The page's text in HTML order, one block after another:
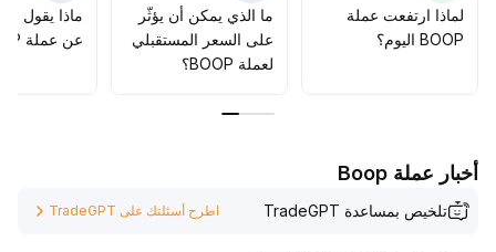
036 USDT) مع تبني منظور استثماري متوسط إلى طويل الأجل
يجب الحذر من تشتت السيولة على السلسلة وتركيز التداول في
العقود قصيرة الأجل؛ ولابد من دمج تحليل عمق أوامر التداول
أحداث فردية، ولا تُنصح بالمضاربة العشوائية على إشارات السوق
لماذا ارتفعت عملة
BOOP اليوم؟
ما الذي يمكن أن يؤثّر
على السعر المستقبلي
لعملة BOOP؟
ماذا يقول
عن عملة BOOP؟
أخبار عملة Boop
تلخيص بمساعدة TradeGPT اطرح أسئلتك على TradeGPT